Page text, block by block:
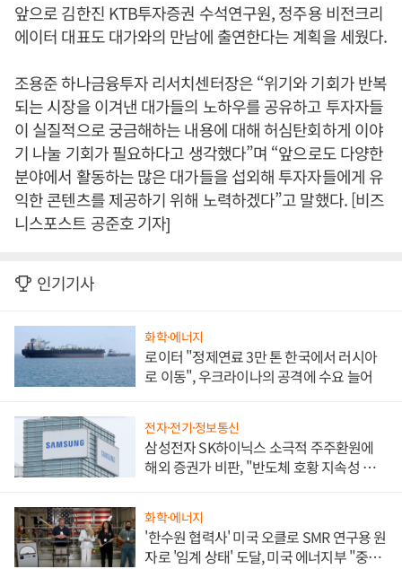
앞으로 김한진 KTB투자증권 수석연구원, 정주용 비전크리
에이터 대표도 대가와의 만남에 출연한다는 계획을 세웠다.
조용준 하나금융투자 리서치센터장은 “위기와 기회가 반복
되는 시장을 이겨낸 대가들의 노하우를 공유하고 투자자들
이 실질적으로 궁금해하는 내용에 대해 허심탄회하게 이야
기 나눌 기회가 필요하다고 생각했다”며 “앞으로도 다양한
분야에서 활동하는 많은 대가들을 섭외해 투자자들에게 유
익한 콘텐츠를 제공하기 위해 노력하겠다”고 말했다. [비즈
니스포스트 공준호 기자]
인기기사
화학·에너지
로이터 "정제연료 3만 톤 한국에서 러시아
로 이동", 우크라이나의 공격에 수요 늘어
전자·전기·정보통신
삼성전자 SK하이닉스 소극적 주주환원에
해외 증권가 비판, "반도체 호황 지속성 의
화학·에너지
'한수원 협력사' 미국 오클로 SMR 연구용 원
자로 '임계 상태' 도달, 미국 에너지부 "중요